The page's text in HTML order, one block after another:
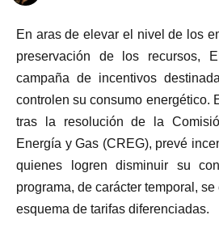
En aras de elevar el nivel de los
preservación de los recursos,
campaña de incentivos
controlen su consumo energético.
tras la resolución de la
Energía y Gas (CREG), prevé
quienes logren disminuir su
programa, de carácter temporal,
esquema de tarifas diferenciadas.